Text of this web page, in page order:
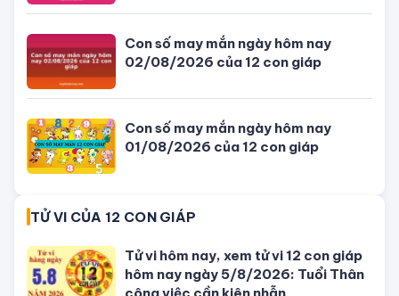
TIN MỚI NHẤT
Giờ đẹp, giờ tốt xấu ngày hôm nay
04/08/2026 - Lịch âm dương hôm
nay